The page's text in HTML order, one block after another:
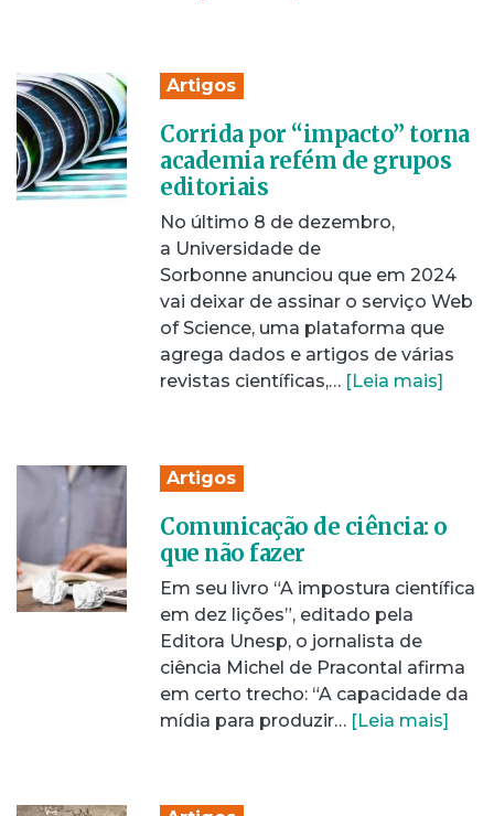
Artigos
Corrida por “impacto” torna
academia refém de grupos
editoriais
No último 8 de dezembro,
a Universidade de
Sorbonne anunciou que em 2024
vai deixar de assinar o serviço Web
of Science, uma plataforma que
agrega dados e artigos de várias
revistas científicas,… [Leia mais]
Artigos
Comunicação de ciência: o
que não fazer
Em seu livro “A impostura científica
em dez lições”, editado pela
Editora Unesp, o jornalista de
ciência Michel de Pracontal afirma
em certo trecho: “A capacidade da
mídia para produzir… [Leia mais]